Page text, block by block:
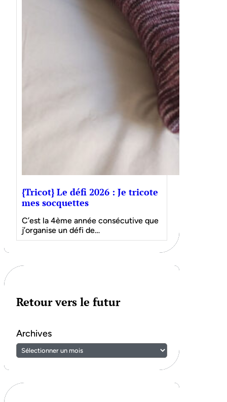
{Tricot} Le défi 2026 : Je tricote
mes socquettes
C’est la 4ème année consécutive que
j’organise un défi de…
Retour vers le futur
Archives